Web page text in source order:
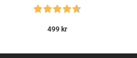
499 kr